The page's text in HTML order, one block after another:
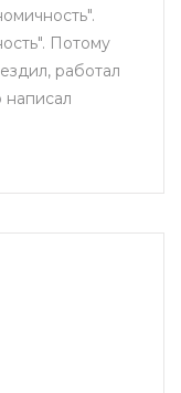
Потому
работал